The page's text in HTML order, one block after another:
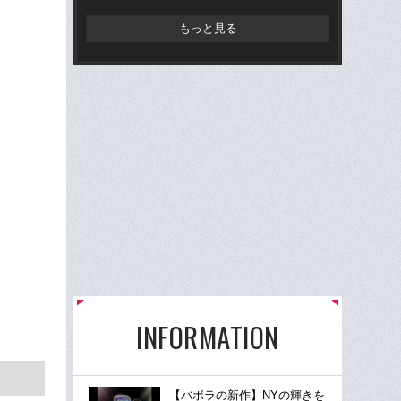
もっと見る
INFORMATION
【バボラの新作】NYの輝きを